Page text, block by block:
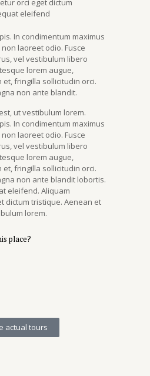
orci eget dictum
eleifend
In condimentum maximus
laoreet odio. Fusce
vel vestibulum libero
lorem augue,
fringilla sollicitudin orci.
non ante blandit.
ut vestibulum lorem.
In condimentum maximus
laoreet odio. Fusce
vel vestibulum libero
lorem augue,
fringilla sollicitudin orci.
non ante blandit lobortis.
eleifend. Aliquam
dictum tristique. Aenean et
lorem.
place?
actual tours